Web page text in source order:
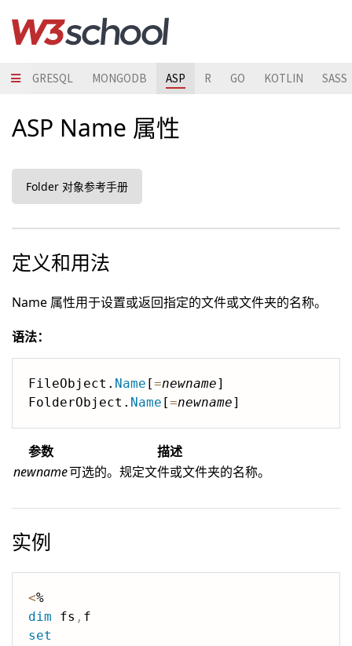
POSTGRESQL MONGODB ASP R GO KOTLIN SASS
ASP Name 属性
Folder 对象参考手册
定义和用法
Name 属性用于设置或返回指定的文件或文件夹的名称。
语法：
FileObject. Name [=newname]
FolderObject. Name [=newname
参数
描述
newname可选的。规定文件或文件夹的名称。
实例
<
dim fs ,
set